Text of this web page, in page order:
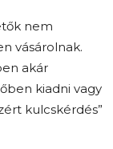
nem
vásárolnak.
akár
kiadni vagy
kulcskérdés”